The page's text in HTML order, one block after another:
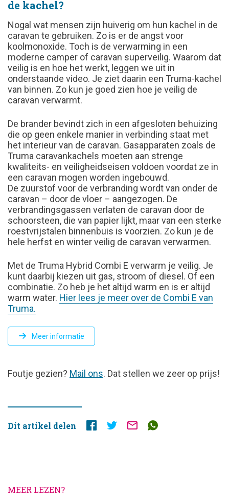
de kachel?
Nogal wat mensen zijn huiverig om hun kachel in de
caravan te gebruiken. Zo is er de angst voor
koolmonoxide. Toch is de verwarming in een
moderne camper of caravan superveilig. Waarom dat
veilig is en hoe het werkt, leggen we uit in
onderstaande video. Je ziet daarin een Truma-kachel
van binnen. Zo kun je goed zien hoe je veilig de
caravan verwarmt.
De brander bevindt zich in een afgesloten behuizing
die op geen enkele manier in verbinding staat met
het interieur van de caravan. Gasapparaten zoals de
Truma caravankachels moeten aan strenge
kwaliteits- en veiligheidseisen voldoen voordat ze in
een caravan mogen worden ingebouwd.
De zuurstof voor de verbranding wordt van onder de
caravan – door de vloer – aangezogen. De
verbrandingsgassen verlaten de caravan door de
schoorsteen, die van papier lijkt, maar van een sterke
roestvrijstalen binnenbuis is voorzien. Zo kun je de
hele herfst en winter veilig de caravan verwarmen.
Met de Truma Hybrid Combi E verwarm je veilig. Je
kunt daarbij kiezen uit gas, stroom of diesel. Of een
combinatie. Zo heb je het altijd warm en is er altijd
warm water. Hier lees je meer over de Combi E van
Truma.
Meer informatie
FOUTJE
Foutje gezien? Mail ons. Dat stellen we zeer op prijs!
Dit artikel delen
MEER LEZEN?